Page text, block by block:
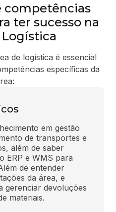
competências
ter sucesso na
de logística é essencial
específicas da
em gestão
de transportes e
além de saber
ERP e WMS para
de entender
da área, e
gerenciar devoluções
materiais.